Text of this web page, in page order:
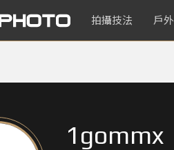
拍攝技法 戶
1gommx